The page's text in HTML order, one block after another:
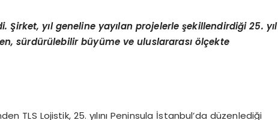
Şirket, yıl geneline yayılan projelerle şekillendirdiği 25. yıl
sürdürülebilir büyüme ve uluslararası ölçekte
TLS Lojistik, 25. yılını Peninsula İstanbul’da düzenlediği